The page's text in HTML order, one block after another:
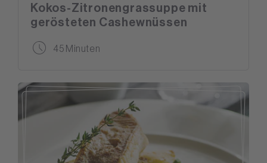
Kokos-Zitronengrassuppe mit
gerösteten Cashewnüssen
45 Minuten